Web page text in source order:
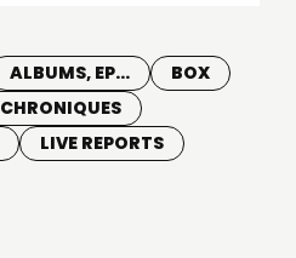
ALBUMS, EP...
BOX
CHRONIQUES
LIVE REPORTS